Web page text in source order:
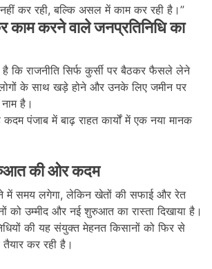
नहीं कर रही, बल्कि असल में काम कर रही है।”
काम करने वाले जनप्रतिनिधि का
कि राजनीति सिर्फ कुर्सी पर बैठकर फैसले लेने
के साथ खड़े होने और उनके लिए जमीन पर
है।
पंजाब में बाढ़ राहत कार्यों में एक नया मानक
की ओर कदम
में समय लगेगा, लेकिन खेतों की सफाई और रेत
को उम्मीद और नई शुरुआत का रास्ता दिखाया है।
की यह संयुक्त मेहनत किसानों को फिर से
कर रही है।